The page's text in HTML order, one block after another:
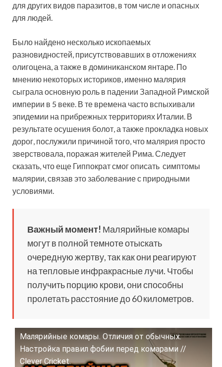
для других видов паразитов, в том числе и опасных
для людей.
Было найдено несколько ископаемых
разновидностей, присутствовавших в отложениях
олигоцена, а также в доминиканском янтаре. По
мнению некоторых историков, именно малярия
сыграла основную роль в падении Западной Римской
империи в 5 веке. В те времена часто вспыхивали
эпидемии на прибрежных территориях Италии. В
результате осушения болот, а также прокладка новых
дорог, послужили причиной того, что малярия просто
зверствовала, поражая жителей Рима. Следует
сказать, что еще Гиппократ смог описать симптомы
малярии, связав это заболевание с природными
условиями.
Важный момент! Малярийные комары
могут в полной темноте отыскать
очередную жертву, так как они реагируют
на тепловые инфракрасные лучи. Чтобы
получить порцию крови, они способны
пролетать расстояние до 60 километров.
Малярийные комары. Отличия от обычных.
Настройка правил фобии перед комарами //
Clever Cricket.
Смотрите это видео на YouTube